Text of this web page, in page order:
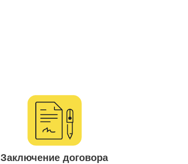
Заключение договора